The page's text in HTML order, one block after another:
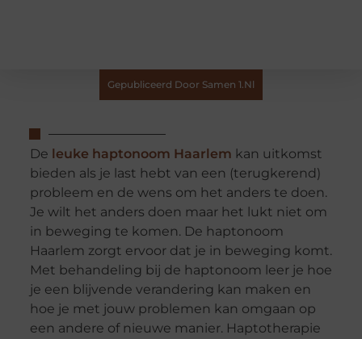
Gepubliceerd Door Samen 1.nl
De leuke haptonoom Haarlem kan uitkomst
bieden als je last hebt van een (terugkerend)
probleem en de wens om het anders te doen.
Je wilt het anders doen maar het lukt niet om
in beweging te komen. De haptonoom
Haarlem zorgt ervoor dat je in beweging komt.
Met behandeling bij de haptonoom leer je hoe
je een blijvende verandering kan maken en
hoe je met jouw problemen kan omgaan op
een andere of nieuwe manier. Haptotherapie